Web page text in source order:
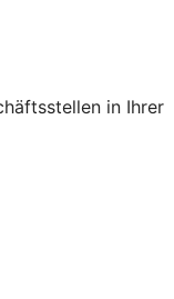
in Ihrer